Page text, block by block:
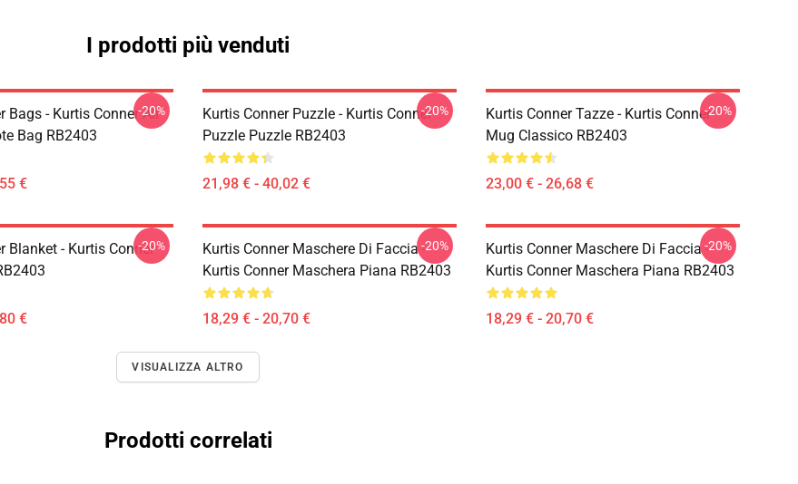
I prodotti più venduti
Bags - Kurtis Conner All
Bag RB2403
€
-20%
Kurtis Conner Puzzle - Kurtis Conner
Puzzle Puzzle RB2403
21,98 € - 40,02 €
-20%
Kurtis Conner Tazze - Kurtis Conner
Mug Classico RB2403
23,00 € - 26,68 €
-20%
Blanket - Kurtis Conner
€
-20%
Kurtis Conner Maschere Di Faccia -
Kurtis Conner Maschera Piana RB2403
18,29 € - 20,70 €
-20%
Kurtis Conner Maschere Di Faccia -
Kurtis Conner Maschera Piana RB2403
18,29 € - 20,70 €
-20%
VISUALIZZA ALTRO
Prodotti correlati